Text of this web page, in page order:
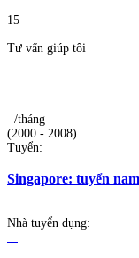
15
Tư vấn giúp tôi
/tháng
(2000 - 2008)
Tuyển:
Singapore: tuyển
Nhà tuyển dụng: